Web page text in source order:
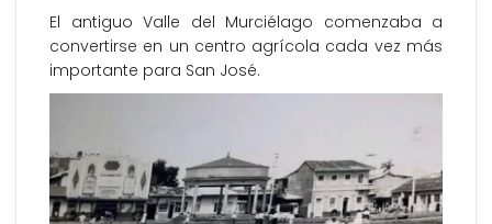
El antiguo Valle del Murciélago comenzaba a
convertirse en un centro agrícola cada vez más
importante para San José.